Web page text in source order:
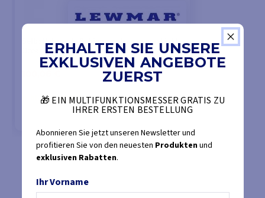
Selbstfahrende Schiene-getragen verstärkt
Ocean / NTR T1
NICHT VORRÄTIG
MODELLE ANSEHEN
ERHALTEN SIE UNSERE
EXKLUSIVEN ANGEBOTE
ZUERST
🎁 EIN MULTIFUNKTIONSMESSER GRATIS ZU
IHRER ERSTEN BESTELLUNG
Abonnieren Sie jetzt unseren Newsletter und
profitieren Sie von den neuesten Produktenund
exklusiven Rabatten.
Ihr Vorname